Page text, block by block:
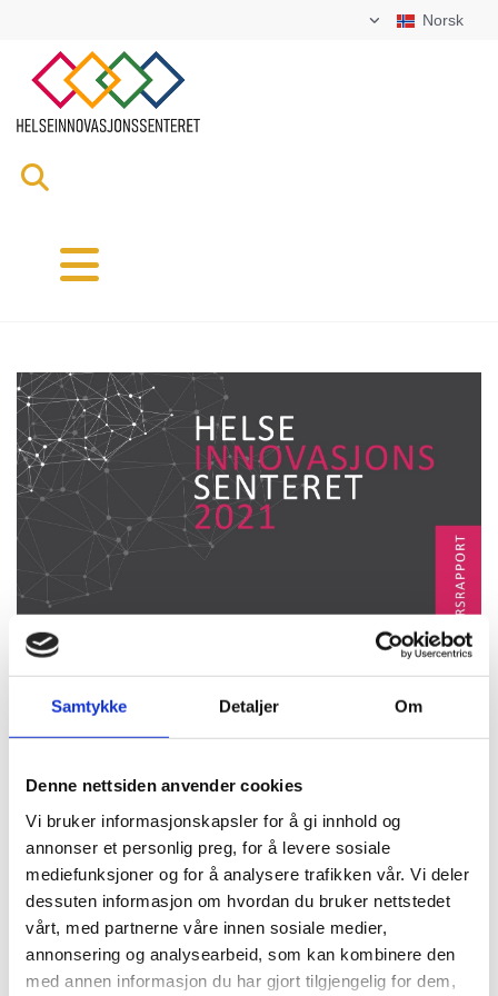
Samtykke Detaljer Om
Denne nettsiden anvender cookies
Vi bruker informasjonskapsler for å gi innhold og
annonser et personlig preg, for å levere sosiale
mediefunksjoner og for å analysere trafikken vår. Vi deler
dessuten informasjon om hvordan du bruker nettstedet
vårt, med partnerne våre innen sosiale medier,
annonsering og analysearbeid, som kan kombinere den
med annen informasjon du har gjort tilgjengelig for dem,
Norsk
25/04/2022
Årsrapporten er et lettlest og visuelt sammendrag av
er, hvordan vi jobber og hvordan vi skaper verdi.
I årsrapporten løfter vi frem ulike prosjekter, aktiviteter og
hverdagsglimt fra året som gikk. Du får innblikk i hvordan vi
er organisert og hvordan vi utfører vårt samfunnsoppdrag.
Du blir kjent med ansatte, eiere, styre, hvordan vi
kommuniserer med omverdenen og vår metode for